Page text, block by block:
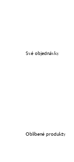
Své objednávky
Oblíbené produkty